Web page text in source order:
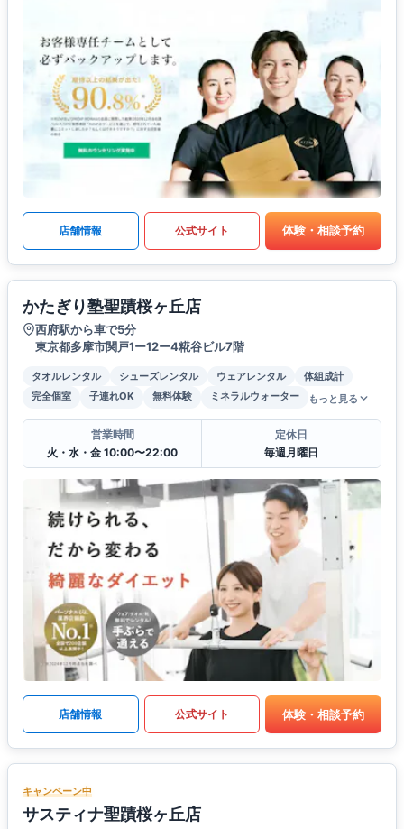
店舗情報 公式サイト 体験・相談予約
かたぎり塾聖蹟桜ヶ丘店
西府駅から車で5分
東京都多摩市関戸1ー12ー4糀谷ビル7階
タオルレンタル シューズレンタル ウェアレンタル
体組成計
完全個室
子連れOK 無料体験 ミネラルウォーター もっと見る
営業時間
火・水・金 10:00〜22:00
定休日
毎週月曜日
店舗情報 公式サイト 体験・相談予約
キャンペーン中
サスティナ聖蹟桜ヶ丘店